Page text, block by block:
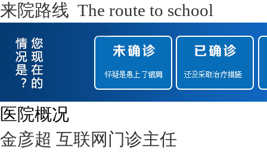
来院路线 The route to school
医院概况
金彦超 互联网门诊主任